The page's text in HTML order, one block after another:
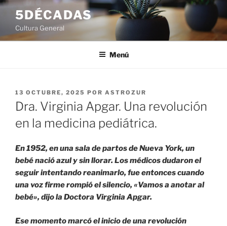
Saltar
contenido
5DÉCADAS
Cultura General
Menú
PUBLICADO
EL
13 OCTUBRE, 2025 POR ASTROZUR
Dra. Virginia Apgar. Una revolución
en la medicina pediátrica.
En 1952, en una sala de partos de Nueva York, un
bebé nació azul y sin llorar. Los médicos dudaron el
seguir intentando reanimarlo, fue entonces cuando
una voz firme rompió el silencio, «Vamos a anotar al
bebé», dijo la Doctora Virginia Apgar.
Ese momento marcó el inicio de una revolución